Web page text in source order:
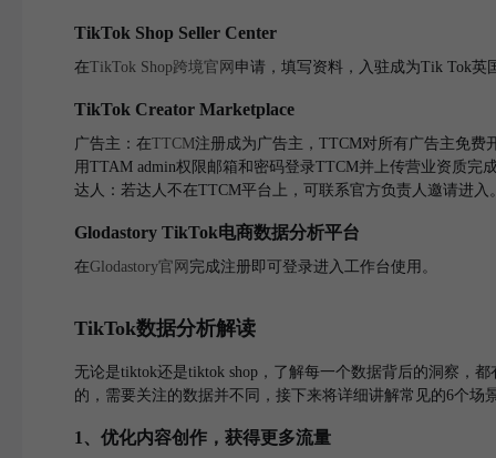
TikTok Shop Seller Center
在TikTok Shop跨境官网 申请，填写资料，入驻成为Tik Tok
TikTok Creator Marketplace
广告主：在TTCM注册成为广告主，TTCM对所有广告主免费
用TTAM admin权限邮箱和密码登录TTCM并上传营业资质完
达人：若达人不在TTCM平台上，可联系官方负责人邀请进入
Glodastory TikTok电商数据分析平台
在Glodastory官网 完成注册即可登录进入工作台使用。
TikTok数据分析解读
无论是tiktok还是tiktok shop，了解每一个数据背后的洞察，
的，需要关注的数据并不同，接下来将详细讲解常见的6个场
1、优化内容创作，获得更多流量